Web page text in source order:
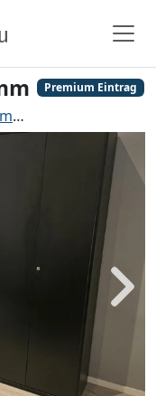
Premium Eintrag